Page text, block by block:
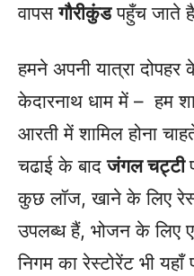
वापसगौरीकुंडपहुँच जाते
हमने अपनी यात्रा
केदारनाथ धाम में – हम
आरती में शामिल होना
चढाई के बादजंगल चट्टी
कुछ लॉज, खाने के लिए
उपलब्ध हैं, भोजन के लिए
निगम का रेस्टोरेंट भी यहाँ